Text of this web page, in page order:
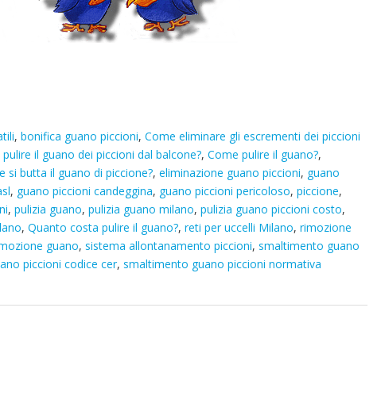
, bonifica guano piccioni, Come eliminare gli escrementi dei piccioni
il guano dei piccioni dal balcone?, Come pulire il guano?,
si butta il guano di piccione?, eliminazione guano piccioni, guano
, guano piccioni candeggina, guano piccioni pericoloso, piccione,
, pulizia guano, pulizia guano milano, pulizia guano piccioni costo,
, Quanto costa pulire il guano?, reti per uccelli Milano, rimozione
guano, sistema allontanamento piccioni, smaltimento guano
piccioni codice cer, smaltimento guano piccioni normativa